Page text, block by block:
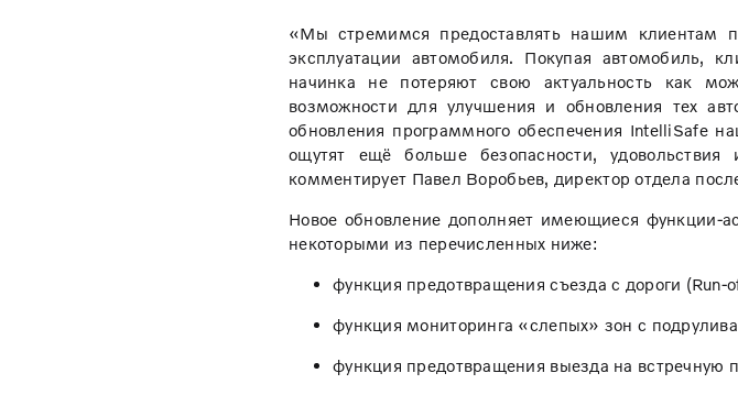
«Мы стремимся предоставлять нашим клиентам
эксплуатации автомобиля. Покупая автомобиль,
начинка не потеряют свою актуальность как
возможности для улучшения и обновления тех
обновления программного обеспечения IntelliSafe
ощутят ещё больше безопасности,
комментирует Павел Воробьев, директор отдела
Новое обновление дополняет имеющиеся функции-
некоторыми из перечисленных ниже:
функция предотвращения съезда с дороги (Run-
функция мониторинга «слепых» зон с
функция предотвращения выезда на встречную